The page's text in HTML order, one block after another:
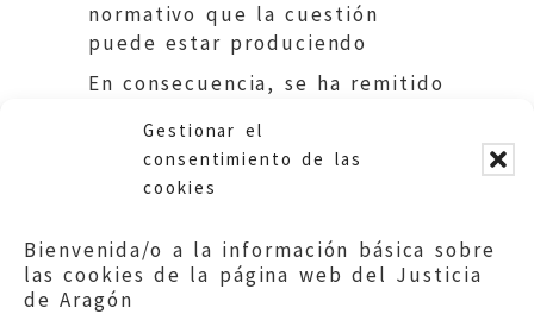
Gestionar el
consentimiento de las
cookies
Bienvenida/o a la información básica sobre
las cookies de la página web del Justicia
de Aragón
normativo que la cuestión
puede estar produciendo
En consecuencia, se ha remitido
Cultura y Deporte una solicitud
de información sobre las
actuaciones o previsiones
Departamento en este asunto.